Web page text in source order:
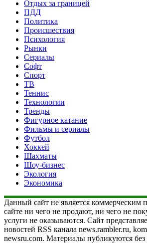
Отдых за границей
ПДД
Политика
Происшествия
Психология
Рынки
Сериалы
Софт
Спорт
ТВ
Теннис
Технологии
Тренды
Фигурное катание
Фильмы и сериалы
Футбол
Хоккей
Шахматы
Шоу-бизнес
Экология
Экономика
Данный сайт не является коммерческим
сайте ни чего не продают, ни чего не
услуги не оказываются. Сайт
новостей RSS канала news.rambler.ru,
newsru.com. Материалы публикуются без